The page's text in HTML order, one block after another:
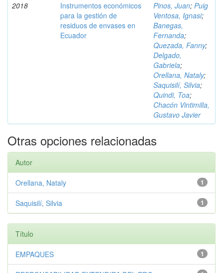
2018
Instrumentos económicos
para la gestión de
residuos de envases en
Ecuador
Pinos, Juan; Puig
Ventosa, Ignasi;
Banegas,
Fernanda;
Quezada, Fanny;
Delgado,
Gabriela;
Orellana, Nataly;
Saquisilí, Silvia;
Quindi, Toa;
Chacón Vintimilla,
Gustavo Javier
Otras opciones relacionadas
Autor
1
Orellana, Nataly
1
Saquisilí, Silvia
Título
1
EMPAQUES